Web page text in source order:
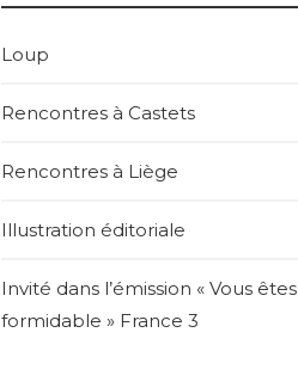
Loup
Rencontres à Castets
Rencontres à Liège
Illustration éditoriale
Invité dans l’émission « Vous êtes
formidable » France 3